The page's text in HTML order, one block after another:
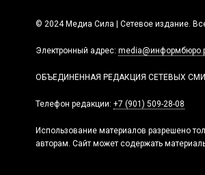
© 2024 Медиа Сила | Сетевое издание.
Электронный адрес:
ОБЪЕДИНЕННАЯ РЕДАКЦИЯ СЕТЕВЫХ
Телефон редакции: +7 (901) 509-28-08
Использование материалов разрешено
авторам. Сайт может содержать